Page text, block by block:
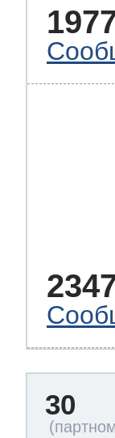
30